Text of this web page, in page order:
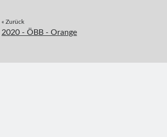
« Zurück
2020 - ÖBB - Orange